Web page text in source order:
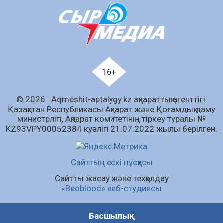
Құрылтай сайлауы – азаматтық ұстанымды
танытатын маңызды қадам
Қызылордада «Саналы ұрпақ – жарқын
болашақ» атты кеңейтілген мәжіліс өтті
Open Air: Қызылорда облысы полиция
департаменті 20 мыңнан астам көрерменнің
қауіпсіздігін қамтамасыз етті
Барлық жаңалық
16+
© 2026 . Аqmeshit-aptalygy.kz ақпараттық агенттігі.
Қазақстан Республикасы Ақпарат және Қоғамдық даму
министрлігі, Ақпарат комитетінің тіркеу туралы №
KZ93VPY00052384 куәлігі 21.07.2022 жылы берілген.
Сайттың ескі нұсқасы
Сайтты жасау және техқолдау
«Beoblood» веб-студиясы
Басшылық